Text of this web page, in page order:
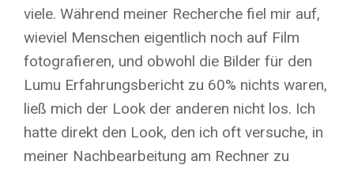
viele. Während meiner Recherche fiel mir auf,
wieviel Menschen eigentlich noch auf Film
fotografieren, und obwohl die Bilder für den
Lumu Erfahrungsbericht zu 60% nichts waren,
ließ mich der Look der anderen nicht los. Ich
hatte direkt den Look, den ich oft versuche, in
meiner Nachbearbeitung am Rechner zu